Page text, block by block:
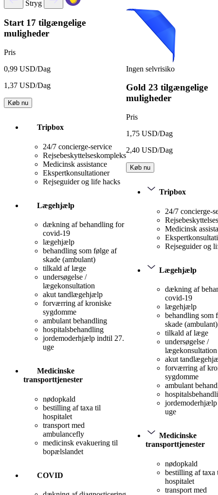
Stryg
Start 17 tilgængelige
muligheder
Pris
0,99 USD/Dag
1,37 USD/Dag
Køb nu
Tripbox
24/7 concierge-service
Rejsebeskyttelseskompleks
Medicinsk assistance
Ekspertkonsultationer
Rejseguider og life hacks
Lægehjælp
dækning af behandling for
covid-19
lægehjælp
behandling som følge af
skade (ambulant)
tilkald af læge
undersøgelse /
lægekonsultation
akut tandlægehjælp
forværring af kroniske
sygdomme
ambulant behandling
hospitalsbehandling
jordemoderhjælp indtil 27.
uge
Medicinske
transporttjenester
nødopkald
bestilling af taxa til
hospitalet
transport med
ambulancefly
medicinsk evakuering til
bopælslandet
COVID
Ingen selvrisiko
Gold 23 tilgængelige
muligheder
Pris
1,75 USD/Dag
2,40 USD/Dag
Køb nu
Tripbox
24/7 concierge-
Medicinsk
Rejseguider og
Lægehjælp
dækning af
covid-19
lægehjælp
behandling som
skade (ambulant)
tilkald af læge
undersøgelse /
lægekonsultation
akut
forværring af
sygdomme
ambulant
uge
Medicinske
transporttjenester
nødopkald
bestilling af taxa
hospitalet
transport med